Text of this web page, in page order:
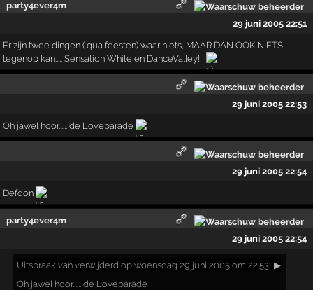
party4ever4m
29 juni 2005 22:51
Er zijn twee dingen ( qua feesten) waar niets, MAAR DAN OOK NIETS
tegenop kan..... Sensation White en DanceValley!!!
29 juni 2005 22:53
Oh jawel hoor...... de Loveparade
29 juni 2005 22:54
Defqon
party4ever4m
29 juni 2005 22:54
Uitspraak van verwijderd op woensdag 29 juni 2005 om 22:53: ▶
Oh jawel hoor...... de Loveparade